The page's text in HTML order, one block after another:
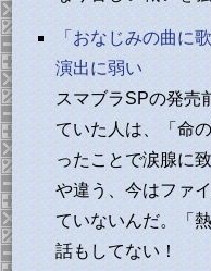
「おなじみの曲に
演出に弱い
スマブラSPの発売
ていた人は、「命
ったことで涙腺に
や違う、今はファ
ていないんだ。「
話もしてない！